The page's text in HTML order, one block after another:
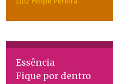
Essência
Fique por dentro